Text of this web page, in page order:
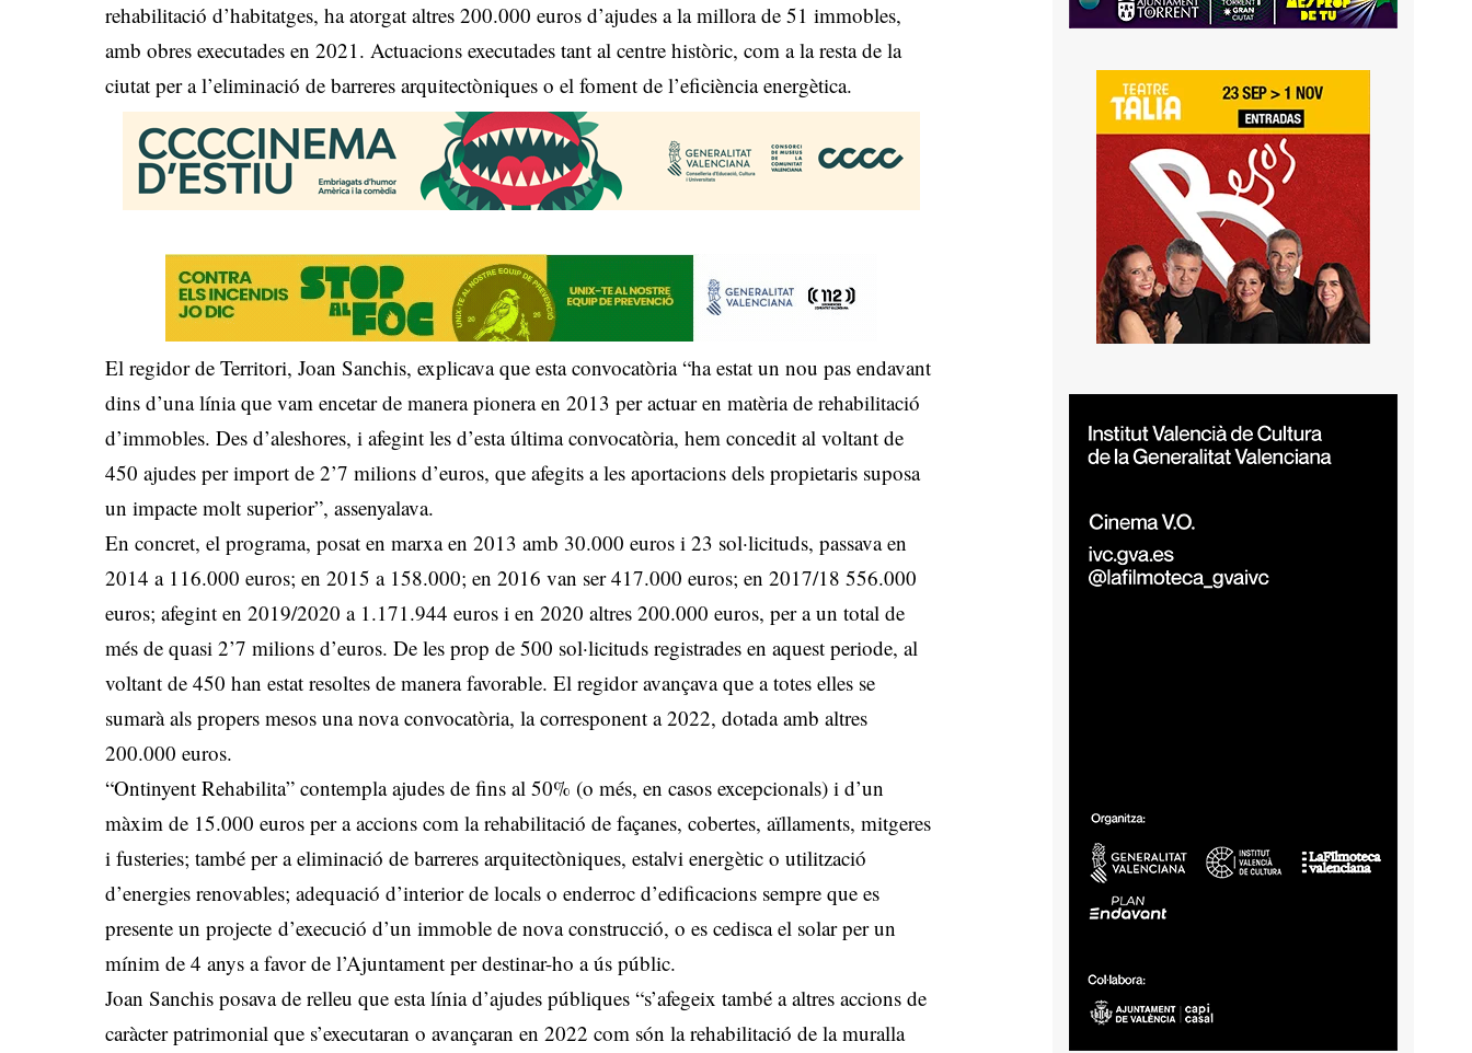
rehabilitació d’habitatges, ha atorgat altres 200.000 euros d’ajudes a la millora de 51 immobles,
amb obres executades en 2021. Actuacions executades tant al centre històric, com a la resta de la
ciutat per a l’eliminació de barreres arquitectòniques o el foment de l’eficiència energètica.
El regidor de Territori, Joan Sanchis, explicava que esta convocatòria “ha estat un nou pas endavant
dins d’una línia que vam encetar de manera pionera en 2013 per actuar en matèria de rehabilitació
d’immobles. Des d’aleshores, i afegint les d’esta última convocatòria, hem concedit al voltant de
450 ajudes per import de 2’7 milions d’euros, que afegits a les aportacions dels propietaris suposa
un impacte molt superior”, assenyalava.
En concret, el programa, posat en marxa en 2013 amb 30.000 euros i 23 sol·licituds, passava en
2014 a 116.000 euros; en 2015 a 158.000; en 2016 van ser 417.000 euros; en 2017/18 556.000
euros; afegint en 2019/2020 a 1.171.944 euros i en 2020 altres 200.000 euros, per a un total de
més de quasi 2’7 milions d’euros. De les prop de 500 sol·licituds registrades en aquest periode, al
voltant de 450 han estat resoltes de manera favorable. El regidor avançava que a totes elles se
sumarà als propers mesos una nova convocatòria, la corresponent a 2022, dotada amb altres
200.000 euros.
“Ontinyent Rehabilita” contempla ajudes de fins al 50% (o més, en casos excepcionals) i d’un
màxim de 15.000 euros per a accions com la rehabilitació de façanes, cobertes, aïllaments, mitgeres
i fusteries; també per a eliminació de barreres arquitectòniques, estalvi energètic o utilització
d’energies renovables; adequació d’interior de locals o enderroc d’edificacions sempre que es
presente un projecte d’execució d’un immoble de nova construcció, o es cedisca el solar per un
mínim de 4 anys a favor de l’Ajuntament per destinar-ho a ús públic.
Joan Sanchis posava de relleu que esta línia d’ajudes públiques “s’afegeix també a altres accions de
caràcter patrimonial que s’executaran o avançaran en 2022 com són la rehabilitació de la muralla